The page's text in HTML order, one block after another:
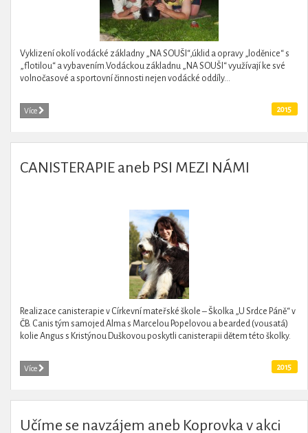
Vyklizení okolí vodácké základny „NA SOUŠI“,úklid a opravy „loděnice“ s
„flotilou“ a vybavením.Vodáckou základnu „NA SOUŠI“ využívají ke své
volnočasové a sportovní činnosti nejen vodácké oddíly...
Více 2015
CANISTERAPIE aneb PSI MEZI NÁMI
Realizace canisterapie v Církevní mateřské škole – Školka „U Srdce Páně“ v
ČB. Canis tým samojed Alma s Marcelou Popelovou a bearded (vousatá)
kolie Angus s Kristýnou Duškovou poskytli canisterapii dětem této školky.
Více 2015
Učíme se navzájem aneb Koprovka v akci